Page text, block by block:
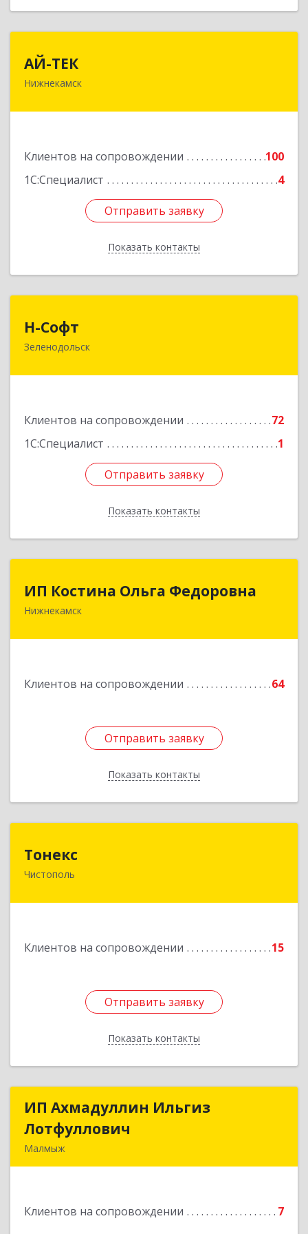
АЙ-ТЕК
Нижнекамск
Клиентов на сопровождении
100
1С:Специалист
4
Отправить заявку
Показать контакты
423570, Татарстан Респ, Нижнекамский р-н,
Подробнее
Отправить заявку
Назад
Н-Софт
Зеленодольск
Клиентов на сопровождении
72
1С:Специалист
1
Отправить заявку
Показать контакты
422521, Татарстан Респ (Татарстан),
Подробнее
Отправить заявку
Назад
ИП Костина Ольга Федоровна
Нижнекамск
Клиентов на сопровождении 64
Отправить заявку
Показать контакты
Отправить заявку
Назад
Тонекс
Чистополь
Клиентов на сопровождении 15
Отправить заявку
Показать контакты
422980, Татарстан Респ, Чистопольский р-н,
Отправить заявку
Назад
ИП Ахмадуллин Ильгиз
Лотфуллович
Малмыж
Клиентов на сопровождении 7
ИП Ахмадуллин Ильгиз
Подробнее